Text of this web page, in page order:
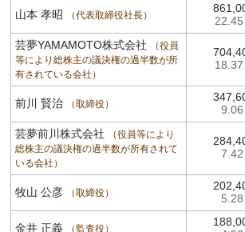
山本 孝昭 代表取締役社長 22.45
芸夢YAMAMOTO株式会社
役員
等により総株主の議決権の過半数が所
有されている会社
18.37
前川 賢治 取締役 9.06
芸夢前川株式会社
役員等により
総株主の議決権の過半数が所有されて
いる会社
7.42
牧山 公彦 取締役 5.28
金井 正義 監査役